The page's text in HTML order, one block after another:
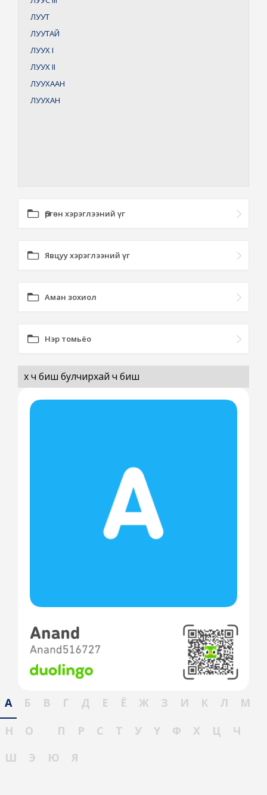
ЛУУТ
ЛУУТАЙ
ЛУУХI
ЛУУХII
ЛУУХААН
ЛУУХАН
Өргөн хэрэглээний үг
Явцуу хэрэглээний үг
Аман зохиол
Нэр томьёо
өөх ч биш булчирхай ч биш
А Б В Г Д Е Ё Ж З И К Л
М
Н
О П Р С Т У Ү Ф Х Ц
Ч
Ш
Э Ю Я